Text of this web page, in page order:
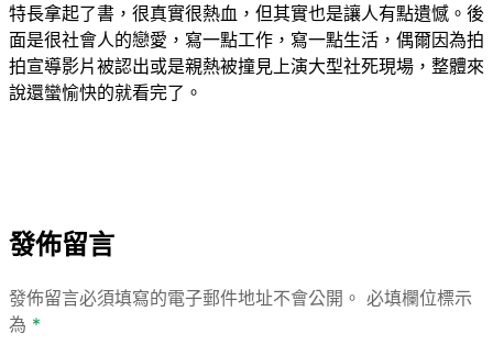
特長拿起了書，很真實很熱血，但其實也是讓人有點遺憾。後
面是很社會人的戀愛，寫一點工作，寫一點生活，偶爾因為拍
拍宣導影片被認出或是親熱被撞見上演大型社死現場，整體來
說還蠻愉快的就看完了。
發佈留言
發佈留言必須填寫的電子郵件地址不會公開。 必填欄位標示
為 *